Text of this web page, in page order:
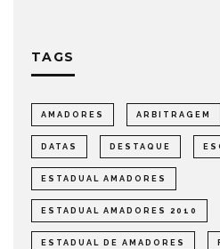
TAGS
AMADORES ARBITRAGEM
DATAS DESTAQUE
ESTADUAL AMADORES
ESTADUAL AMADORES 2010
ESTADUAL DE AMADORES